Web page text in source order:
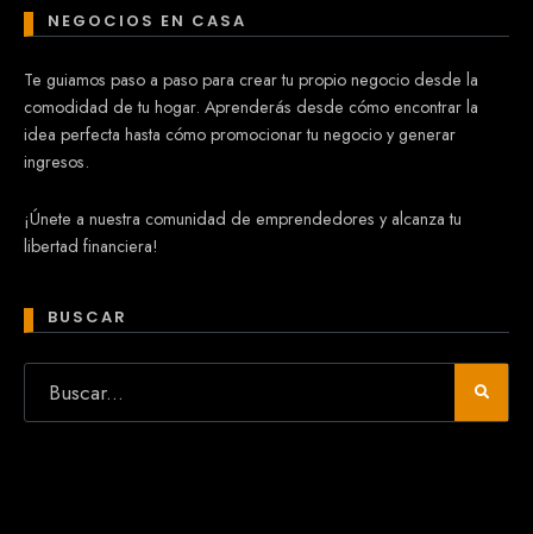
NEGOCIOS EN CASA
Te guiamos paso a paso para crear tu propio negocio desde la
comodidad de tu hogar. Aprenderás desde cómo encontrar la
idea perfecta hasta cómo promocionar tu negocio y generar
ingresos.
¡Únete a nuestra comunidad de emprendedores y alcanza tu
libertad financiera!
BUSCAR